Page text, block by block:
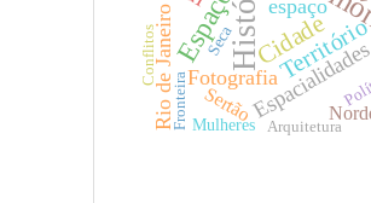
Espaço Cidade
Território
Fotografia
Rio de Janeiro espaço
Sertão
Seca
Mulheres
Conflitos
Fronteira Arquitetura